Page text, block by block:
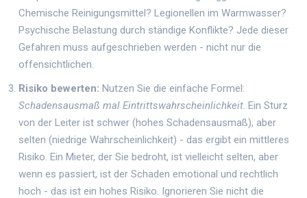
Chemische Reinigungsmittel? Legionellen im Warmwasser?
Psychische Belastung durch ständige Konflikte? Jede dieser
Gefahren muss aufgeschrieben werden - nicht nur die
offensichtlichen.
Risiko bewerten: Nutzen Sie die einfache Formel:
Schadensausmaß mal Eintrittswahrscheinlichkeit . Ein Sturz
von der Leiter ist schwer (hohes Schadensausmaß), aber
selten (niedrige Wahrscheinlichkeit) - das ergibt ein mittleres
Risiko. Ein Mieter, der Sie bedroht, ist vielleicht selten, aber
wenn es passiert, ist der Schaden emotional und rechtlich
hoch - das ist ein hohes Risiko. Ignorieren Sie nicht die